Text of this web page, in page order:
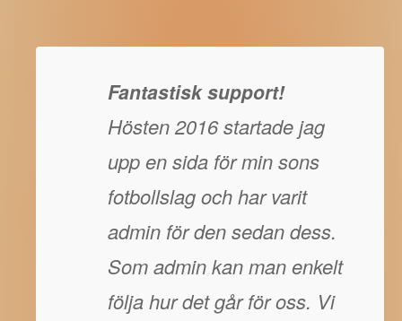
Fantastisk support!
Hösten 2016 startade jag
upp en sida för min sons
fotbollslag och har varit
admin för den sedan dess.
Som admin kan man enkelt
följa hur det går för oss. Vi